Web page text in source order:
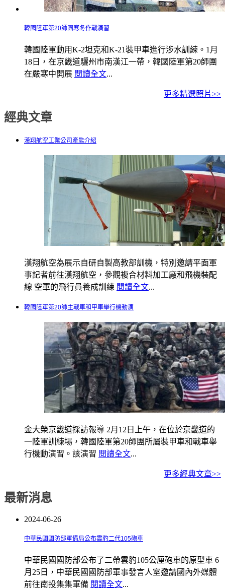
韓國陸軍第20師團寒冬作戰演習
韓國陸軍動用K-2坦克和K-21裝甲車進行涉水訓練。1月
18日，在京畿道驪州市南漢江一帶，韓國陸軍第20師團
在嚴寒中開展 閱讀全文...
更多精選照片>>
經典文章
漢翔航空工業公司產能介紹
漢翔航空為展示自研自製高教部訓機，特別邀請平面軍
事記者前往漢翔航空，參觀複合材料加工廠和飛機裝配
線 空軍的飛行員養成訓練 閱讀全文...
韓國陸軍第20師主戰車和甲車舉行機動演
金大榮京畿道採訪報導 2月12日上午，在位於京畿道的
一陸軍訓練場，韓國陸軍第20師團所屬裝甲車和戰車舉
行機動演習。該演習 閱讀全文...
更多經典文章>>
最新消息
2024-06-26
中華民國國防部軍備局公布雲豹二代105砲車
中華民國國防部公布了二帶雲豹105公厘砲車的原型車 6
月25日，中華民國國防部軍事發言人室邀請國內外媒體
前往南投集集軍備 閱讀全文...